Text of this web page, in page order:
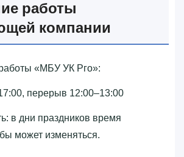
работы
компании
«‎МБУ УК Рго»‎:
перерыв 12:00–13:00
в дни праздников время
может изменяться.